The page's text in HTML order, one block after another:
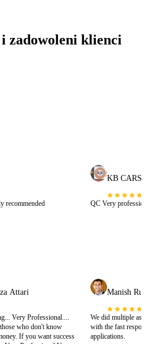
zadowoleni klienci
recommended
KB CARS
QC Very
Attari
Very Professional....
who don't know
Manish
We did multiple
with the fast
applications.